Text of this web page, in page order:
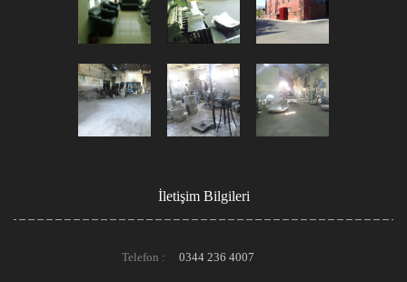
İletişim Bilgileri
Telefon : 0344 236 4007